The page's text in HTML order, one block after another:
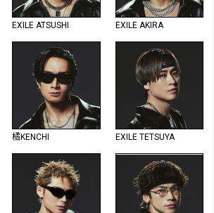
EXILE ATSUSHI EXILE AKIRA
橘KENCHI EXILE TETSUYA